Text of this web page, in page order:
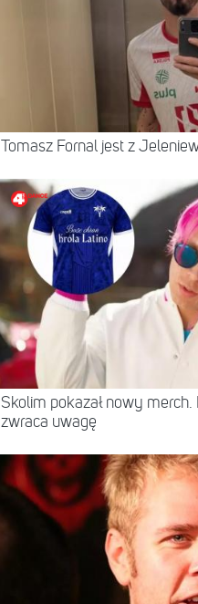
Tomasz Fornal jest z
Skolim pokazał nowy
zwraca uwagę